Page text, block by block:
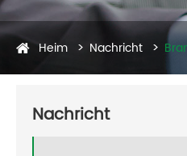
Heim Nachricht
Nachricht